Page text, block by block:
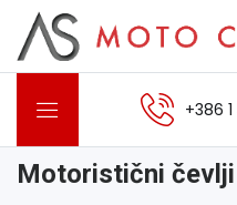
+386
Motoristični